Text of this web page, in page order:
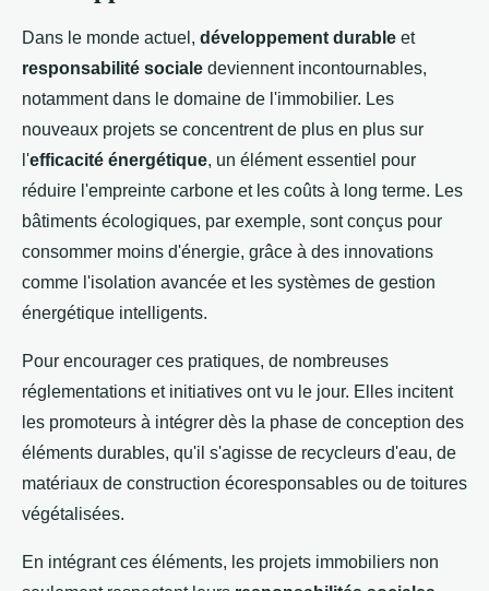
Dans le monde actuel, développement durable et
responsabilité sociale deviennent incontournables,
notamment dans le domaine de l'immobilier. Les
nouveaux projets se concentrent de plus en plus sur
l'efficacité énergétique, un élément essentiel pour
réduire l'empreinte carbone et les coûts à long terme. Les
bâtiments écologiques, par exemple, sont conçus pour
consommer moins d'énergie, grâce à des innovations
comme l'isolation avancée et les systèmes de gestion
énergétique intelligents.
Pour encourager ces pratiques, de nombreuses
réglementations et initiatives ont vu le jour. Elles incitent
les promoteurs à intégrer dès la phase de conception des
éléments durables, qu'il s'agisse de recycleurs d'eau, de
matériaux de construction écoresponsables ou de toitures
végétalisées.
En intégrant ces éléments, les projets immobiliers non